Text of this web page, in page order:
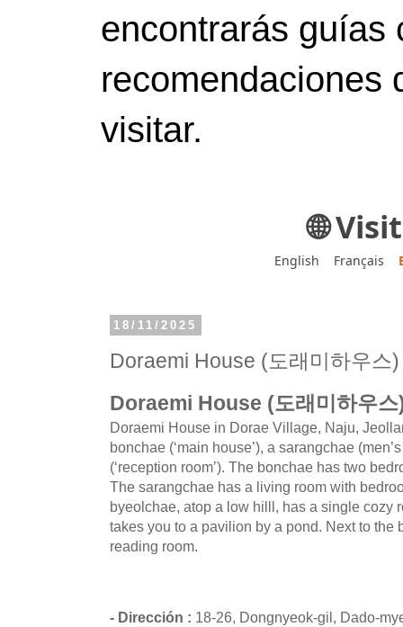
encontrarás guías
recomendaciones
visitar.
🌐
English Français
18/11/2025
Doraemi House (도래미하우스)
Doraemi House (도래미하우스
Doraemi House in Dorae Village, Naju,
bonchae (‘main house’), a sarangchae
(‘reception room’). The bonchae has two
The sarangchae has a living room with
byeolchae, atop a low hilll, has a single cozy
takes you to a pavilion by a pond. Next to the
reading room.
- Dirección : 18-26, Dongnyeok-gil, Dado-